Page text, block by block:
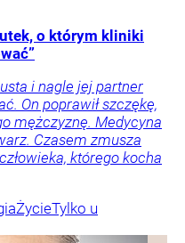
o którym kliniki
i nagle jej partner
On poprawił szczękę,
mężczyznę. Medycyna
Czasem zmusza
którego kocha
ŻycieTylko u